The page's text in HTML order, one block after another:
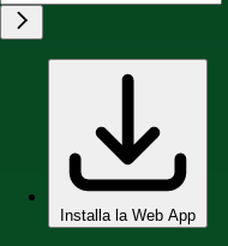
Installa la Web App